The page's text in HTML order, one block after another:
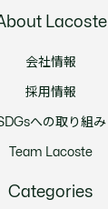
Lacoste
会社情報
採用情報
への取り組み
Team Lacoste
Categories